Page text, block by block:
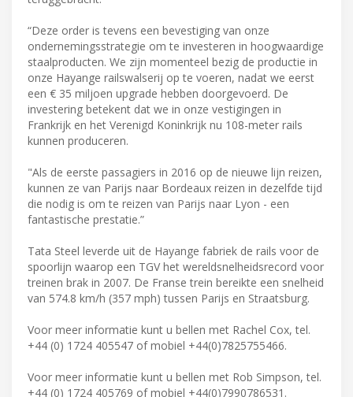
“Deze order is tevens een bevestiging van onze
ondernemingsstrategie om te investeren in hoogwaardige
staalproducten. We zijn momenteel bezig de productie in
onze Hayange railswalserij op te voeren, nadat we eerst
een € 35 miljoen upgrade hebben doorgevoerd. De
investering betekent dat we in onze vestigingen in
Frankrijk en het Verenigd Koninkrijk nu 108-meter rails
kunnen produceren.
"Als de eerste passagiers in 2016 op de nieuwe lijn reizen,
kunnen ze van Parijs naar Bordeaux reizen in dezelfde tijd
die nodig is om te reizen van Parijs naar Lyon - een
fantastische prestatie.”
Tata Steel leverde uit de Hayange fabriek de rails voor de
spoorlijn waarop een TGV het wereldsnelheidsrecord voor
treinen brak in 2007. De Franse trein bereikte een snelheid
van 574.8 km/h (357 mph) tussen Parijs en Straatsburg.
Voor meer informatie kunt u bellen met Rachel Cox, tel.
+44 (0) 1724 405547 of mobiel +44(0)7825755466.
Voor meer informatie kunt u bellen met Rob Simpson, tel.
+44 (0) 1724 405769 of mobiel +44(0)7990786531.